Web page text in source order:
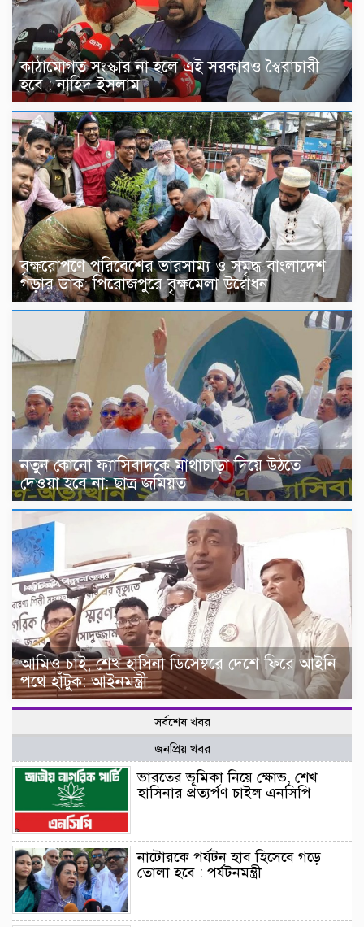
কাঠামোগত সংস্কার না হলে এই সরকারও স্বৈরাচারী
হবে : নাহিদ ইসলাম
বৃক্ষরোপণে পরিবেশের ভারসাম্য ও সমৃদ্ধ বাংলাদেশ
গড়ার ডাক: পিরোজপুরে বৃক্ষমেলা উদ্বোধন
নতুন কোনো ফ্যাসিবাদকে মাথাচাড়া দিয়ে উঠতে
দেওয়া হবে না: ছাত্র জমিয়ত
আমিও চাই, শেখ হাসিনা ডিসেম্বরে দেশে ফিরে আইনি
পথে হাঁটুক: আইনমন্ত্রী
সর্বশেষ খবর
জনপ্রিয় খবর
ভারতের ভূমিকা নিয়ে ক্ষোভ, শেখ
হাসিনার প্রত্যর্পণ চাইল এনসিপি
নাটোরকে পর্যটন হাব হিসেবে গড়ে
তোলা হবে : পর্যটনমন্ত্রী